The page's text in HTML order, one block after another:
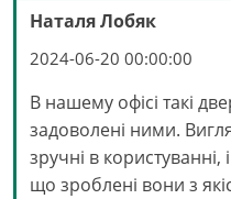
Наталя Лобяк
2024-06-20 00:00:00
В нашему офісі такі
задоволені ними.
зручні в
що зроблені вони з